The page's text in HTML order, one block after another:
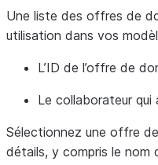
Une liste des offres de
utilisation dans vos
L’ID de l’offre de
Le collaborateur qui
Sélectionnez une offre
détails, y compris le nom